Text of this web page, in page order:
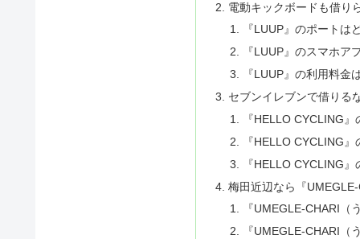
電動キックボードも借り
『LUUP』のポートは
『LUUP』のスマホア
『LUUP』の利用料金
セブンイレブンで借りる
『HELLO CYCLING
『HELLO CYCLING
『HELLO CYCLING
梅田近辺なら『
『UMEGLE-CHARI（
『UMEGLE-CHARI（